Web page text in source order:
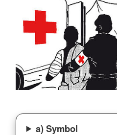
a) Symbol